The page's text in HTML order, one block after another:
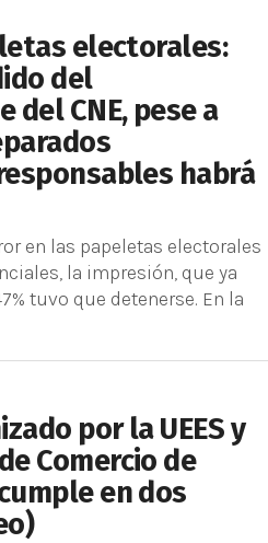
electorales:
del
del CNE, pese a
habrá
en las papeletas electorales
la impresión, que ya
tuvo que detenerse. En la
por la UEES y
Comercio de
en dos